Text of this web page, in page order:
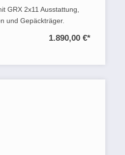
GRX 2x11 Ausstattung,
und Gepäckträger.
1.890,00 €*